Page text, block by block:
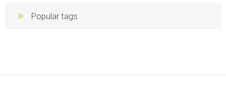
Popular tags